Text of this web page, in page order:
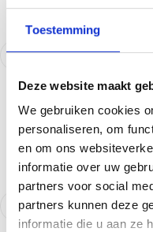
Toestemming
Deze website maakt
We gebruiken cookies
personaliseren, om
en om ons
informatie over uw
partners voor social
partners kunnen deze
informatie die u aan ze
M
1
9
9
Toon
minder